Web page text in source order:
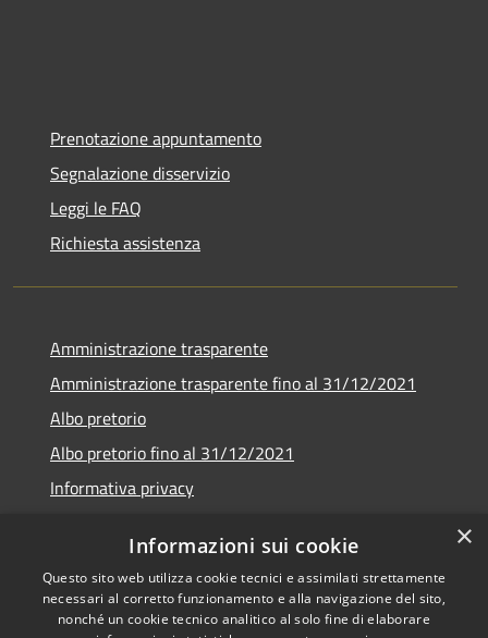
Prenotazione appuntamento
Segnalazione disservizio
Leggi le FAQ
Richiesta assistenza
Amministrazione trasparente
Amministrazione trasparente fino al 31/12/2021
Albo pretorio
Albo pretorio fino al 31/12/2021
Informativa privacy
Dichiarazione di accessibilità
×
Informazioni sui cookie
Questo sito web utilizza cookie tecnici e assimilati strettamente
necessari al corretto funzionamento e alla navigazione del sito,
nonché un cookie tecnico analitico al solo fine di elaborare